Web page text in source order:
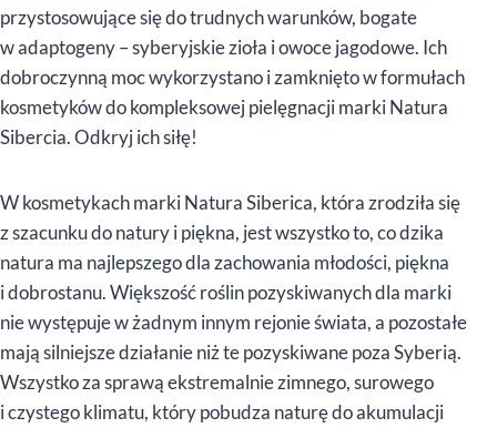
przystosowujące się do trudnych warunków, bogate
w adaptogeny – syberyjskie zioła i owoce jagodowe. Ich
dobroczynną moc wykorzystano i zamknięto w formułach
kosmetyków do kompleksowej pielęgnacji marki Natura
Sibercia. Odkryj ich siłę!
W kosmetykach marki Natura Siberica, która zrodziła się
z szacunku do natury i piękna, jest wszystko to, co dzika
natura ma najlepszego dla zachowania młodości, piękna
i dobrostanu. Większość roślin pozyskiwanych dla marki
nie występuje w żadnym innym rejonie świata, a pozostałe
mają silniejsze działanie niż te pozyskiwane poza Syberią.
Wszystko za sprawą ekstremalnie zimnego, surowego
i czystego klimatu, który pobudza naturę do akumulacji